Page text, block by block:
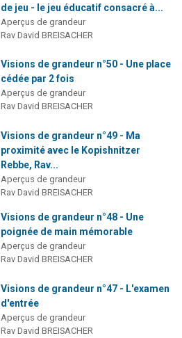
de jeu - le jeu éducatif consacré à...
Aperçus de grandeur
Rav David BREISACHER
Visions de grandeur n°50 - Une place
cédée par 2 fois
Aperçus de grandeur
Rav David BREISACHER
Visions de grandeur n°49 - Ma
proximité avec le Kopishnitzer
Rebbe, Rav...
Aperçus de grandeur
Rav David BREISACHER
Visions de grandeur n°48 - Une
poignée de main mémorable
Aperçus de grandeur
Rav David BREISACHER
Visions de grandeur n°47 - L'examen
d'entrée
Aperçus de grandeur
Rav David BREISACHER